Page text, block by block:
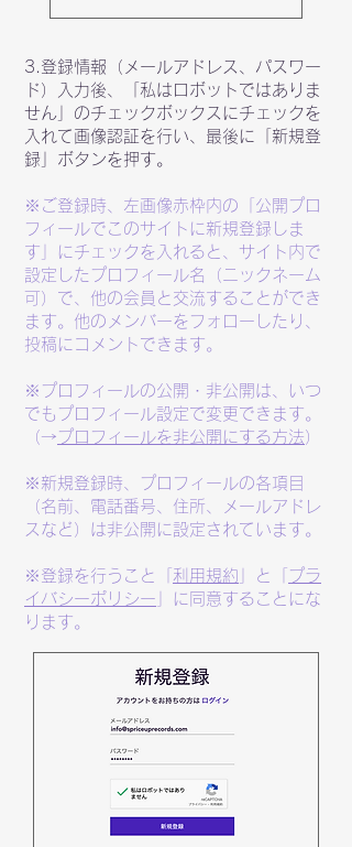
3.登録情報（メールアドレス、パスワー
ド）入力後、「私はロボットではありま
せん」のチェックボックスにチェックを
入れて画像認証を行い、最後に「新規登
録」ボタンを押す。
※ご登録時、左画像赤枠内の「公開プロ
フィールでこのサイトに新規登録しま
す」にチェックを入れると、サイト内で
設定したプロフィール名（ニックネーム
可）で、他の会員と交流することができ
ます。他のメンバーをフォローしたり、
投稿にコメントできます。
※プロフィールの公開・非公開は、いつ
でもプロフィール設定で変更できます。
（→ プロフィールを非公開にする方法 ）
​※新規登録時、プロフィールの各項目
（名前、電話番号、住所、メールアドレ
スなど）は非公開に設定されています。​
※登録を行うこと「 利用規約 」と「
プラ
イバシーポリシー 」に同意することにな
ります。